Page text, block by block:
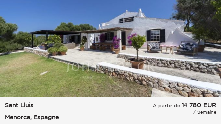
Sant Lluis
Menorca, Espagne
À partir de 14 780 EUR
/ Semaine